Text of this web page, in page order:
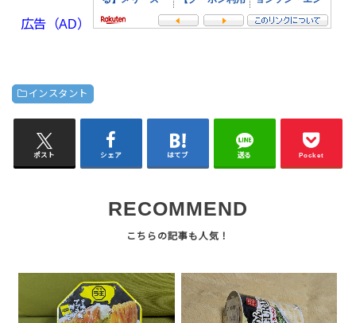
広告（AD）
インスタント
ポスト シェア はてブ 送る Pocket
RECOMMEND